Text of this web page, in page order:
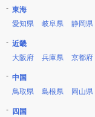
東海
愛知県
岐阜県 静岡県
近畿
大阪府
兵庫県 京都府
中国
鳥取県
島根県 岡山県
四国